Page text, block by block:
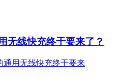
无线快充终于要来了？